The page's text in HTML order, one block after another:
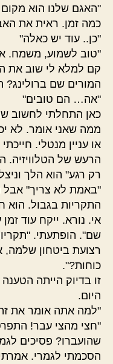
"האגם שלנו הוא
כמה זמן. ראית את
"כן.. עוד יש כאלה"
"טוב לשמוע, משמח.
קם למלא לי שוב את
המורים שם
"אה… הם טובים"
כאן התחלתי לחשוב
ממה שאני אומר. לא
או עניין מנטלי.
הרעש של הטלוויזיה.
רק רגע" הוא הלך
"באמת לא צריך" אבל
התקריות בגבול. הוא
אי. נורא. ייקח עוד
שם". הופתעתי.
רצועת ביטחון
כוחות?".
זו בדיוק הייתה
היום.
"למה אתה אומר את
"חצי מהצי עבר!
שהועברו? פסיכים
הסכמתי לגמרי. אמרתי